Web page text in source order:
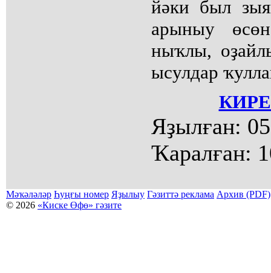
йәки был
арыныу
ныҡлы,
ысулдар
Яҙылған:
Ҡаралған:
Мәҡәләләр Һуңғы номер Яҙылыу Гәзиттә реклама Архив (PDF)
© 2026 «Киске Өфө» гәзите